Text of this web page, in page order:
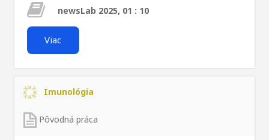
newsLab 2025, 01 : 10
Viac
Imunológia
Pôvodná práca